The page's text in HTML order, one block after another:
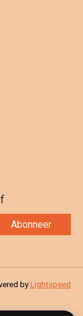
Abonneer
by Lightspeed